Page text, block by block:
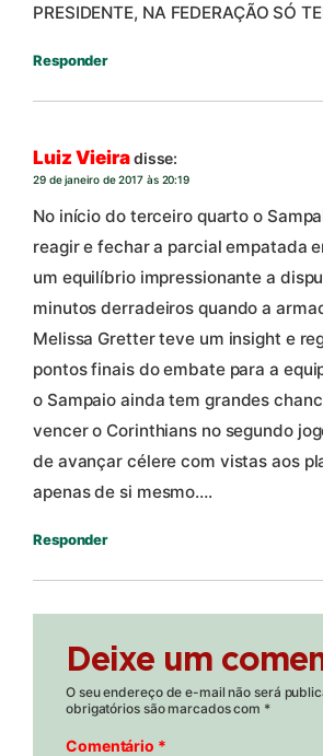
PRESIDENTE, NA FEDERAÇÃO SÓ
Responder
Luiz Vieiradisse:
29 de janeiro de 2017 às 20:19
No início do terceiro quarto o
reagir e fechar a parcial empatada
um equilíbrio impressionante a
minutos derradeiros quando a
Melissa Gretter teve um insight e
pontos finais do embate para a
o Sampaio ainda tem grandes
vencer o Corinthians no segundo
de avançar célere com vistas aos
apenas de si mesmo….
Responder
Deixe um
O seu endereço de e-mail não será
obrigatórios são marcados com *
Comentário *